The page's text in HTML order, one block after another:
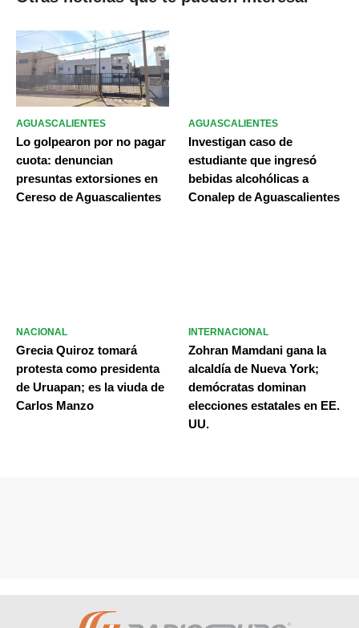
AGUASCALIENTES
Lo golpearon por no pagar
cuota: denuncian
presuntas extorsiones en
Cereso de Aguascalientes
AGUASCALIENTES
Investigan caso de
estudiante que ingresó
bebidas alcohólicas a
Conalep de Aguascalientes
NACIONAL
Grecia Quiroz tomará
protesta como presidenta
de Uruapan; es la viuda de
Carlos Manzo
INTERNACIONAL
Zohran Mamdani gana la
alcaldía de Nueva York;
demócratas dominan
elecciones estatales en EE.
UU.